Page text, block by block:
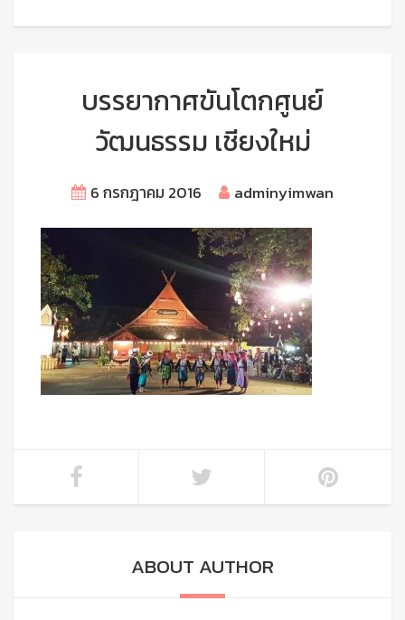
บรรยากาศขันโตกศูนย์
วัฒนธรรม เชียงใหม่
6 กรกฎาคม 2016 adminyimwan
ABOUT AUTHOR